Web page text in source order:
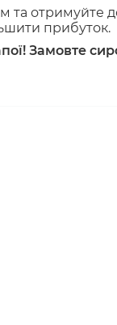
та отримуйте
прибуток.
Замовте